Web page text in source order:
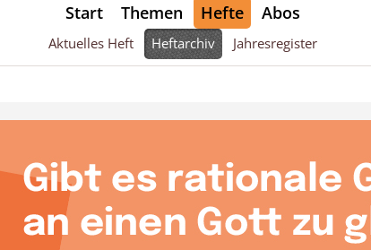
Start Themen Hefte Abos
Aktuelles Heft Heftarchiv Jahresregister